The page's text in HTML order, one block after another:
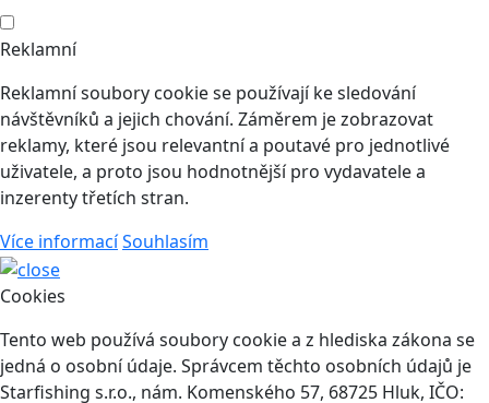
Reklamní
Reklamní soubory cookie se používají ke sledování
návštěvníků a jejich chování. Záměrem je zobrazovat
reklamy, které jsou relevantní a poutavé pro jednotlivé
uživatele, a proto jsou hodnotnější pro vydavatele a
inzerenty třetích stran.
Více informacíSouhlasím
Cookies
Tento web používá soubory cookie a z hlediska zákona se
jedná o osobní údaje. Správcem těchto osobních údajů je
Starfishing s.r.o., nám. Komenského 57, 68725 Hluk, IČO: